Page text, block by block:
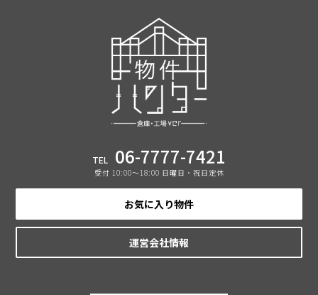
TEL 06-7777-7421
受付 10:00〜18:00 日曜日・祝日定休
お気に入り物件
運営会社情報